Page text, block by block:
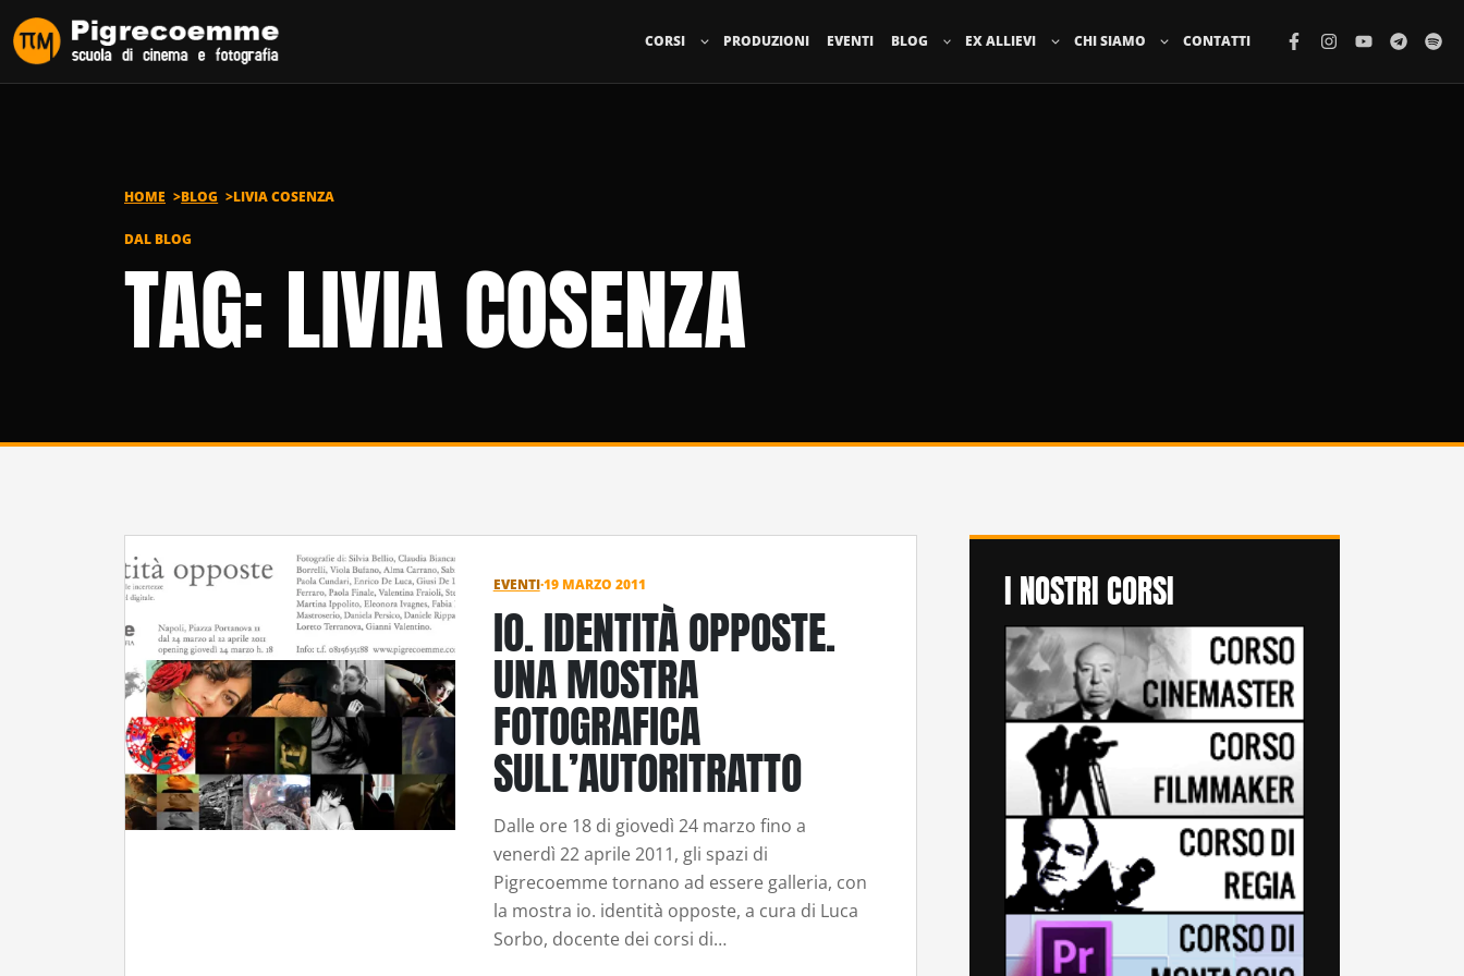
Vai al contenuto
CORSI PRODUZIONI EVENTI BLOG EX ALLIEVI CHI SIAMO CONTATTI
HOME BLOG LIVIA COSENZA
DAL BLOG
TAG: LIVIA COSENZA
EVENTI·19 MARZO 2011
IO. IDENTITÀ OPPOSTE.
UNA MOSTRA
FOTOGRAFICA
SULL’AUTORITRATTO
Dalle ore 18 di giovedì 24 marzo fino a
venerdì 22 aprile 2011, gli spazi di
Pigrecoemme tornano ad essere galleria, con
la mostra io. identità opposte, a cura di Luca
Sorbo, docente dei corsi di…
I NOSTRI CORSI